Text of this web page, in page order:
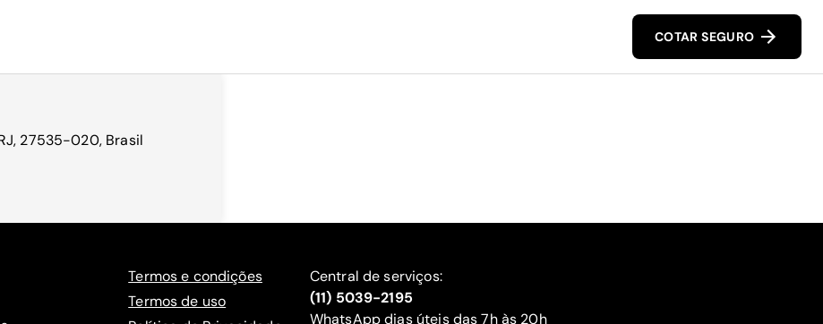
COTAR SEGURO
27535-020, Brasil
Termos e condições
Termos de uso
Central de serviços:
(11) 5039-2195
WhatsApp dias úteis das 7h às 20h